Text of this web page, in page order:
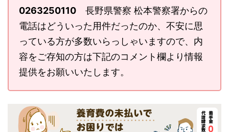
0263250110 長野県警察 松本警察署からの
電話はどういった用件だったのか、不安に思
っている方が多数いらっしゃいますので、内
容をご存知の方は下記のコメント欄より情報
提供をお願いいたします。